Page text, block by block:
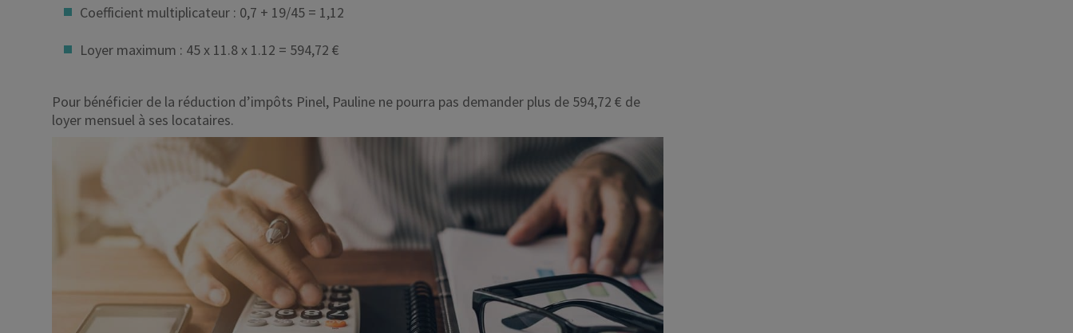
Coefficient multiplicateur : 0,7 + 19/45 = 1,12
Loyer maximum : 45 x 11.8 x 1.12 = 594,72 €
Pour bénéficier de la réduction d’impôts Pinel, Pauline ne pourra pas demander plus de 594,72 € de
loyer mensuel à ses locataires.